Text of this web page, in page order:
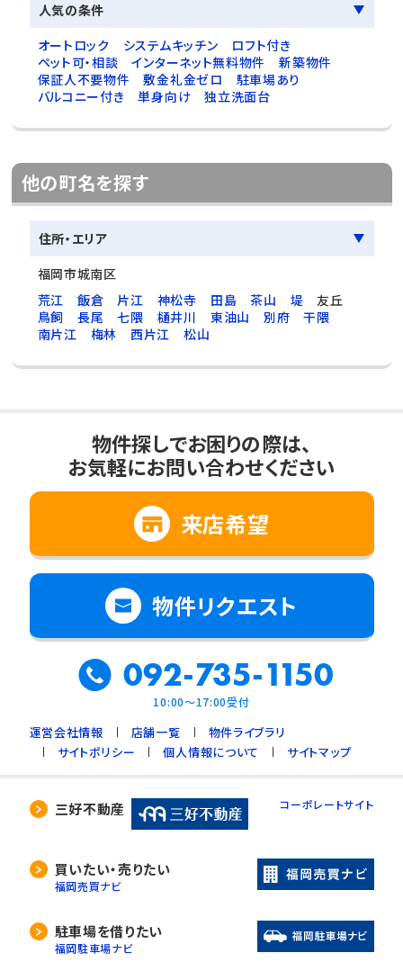
人気の条件
オートロック
システムキッチン
ロフト付き
ペット可・相談
インターネット無料物件
新築物件
保証人不要物件
敷金礼金ゼロ
駐車場あり
バルコニー付き
単身向け 独立洗面台
他の町名を探す
住所・エリア
福岡市城南区
荒江
飯倉 片江 神松寺 田島 茶山 堤
友丘
鳥飼
長尾 七隈 樋井川 東油山 別府
干隈
南片江
梅林 西片江 松山
物件探しでお困りの際は、
お気軽にお問い合わせください
来店希望
物件リクエスト
092-735-1150
10:00～17:00受付
運営会社情報 店舗一覧
物件ライブラリ
サイトポリシー
個人情報について サイトマップ
三好不動産 コーポレートサイト
買いたい・売りたい
福岡売買ナビ
駐車場を借りたい
福岡駐車場ナビ